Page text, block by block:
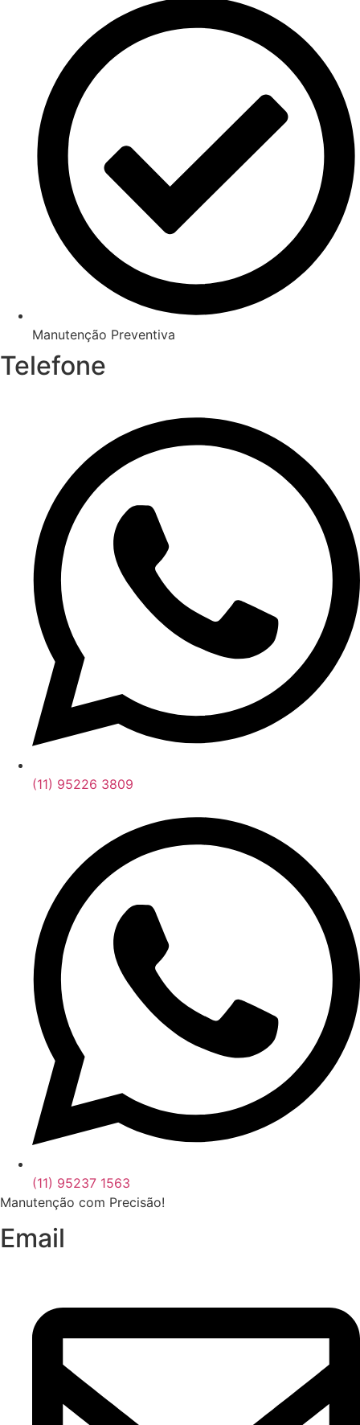
Manutenção Preventiva
Telefone
(11) 95226 3809
(11) 95237 1563
Manutenção com Precisão!
Email